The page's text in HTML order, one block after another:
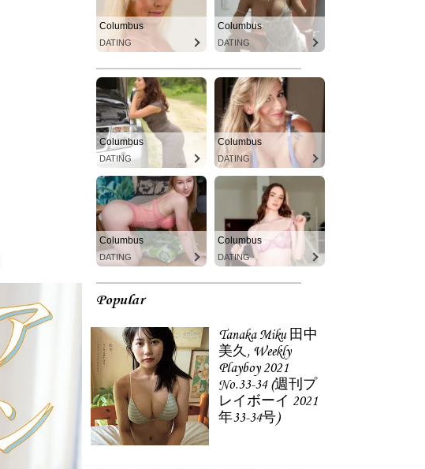
Columbus
DATING
Columbus
DATING
Columbus
DATING
Columbus
DATING
Columbus
DATING
Columbus
DATING
Popular
Tanaka Miku 田中
美久, Weekly
Playboy 2021
No.33-34 (週刊プ
レイボーイ 2021
年33-34号)